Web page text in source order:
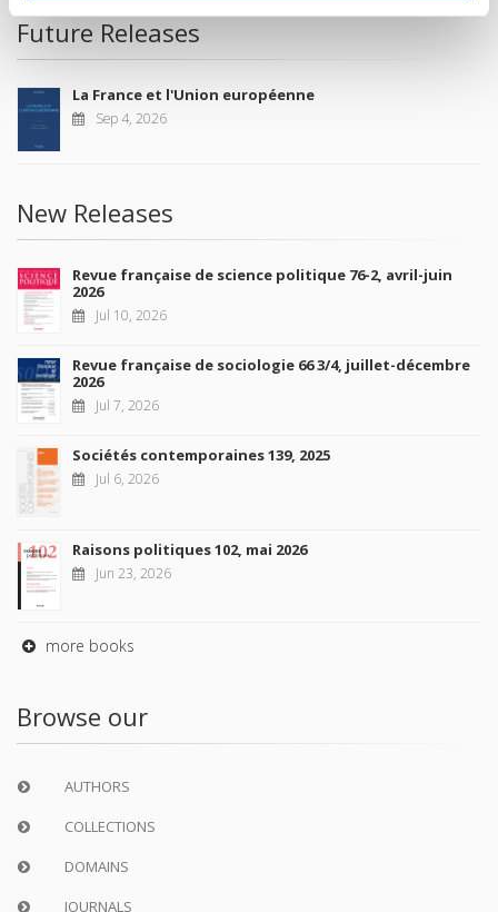
Future Releases
La France et l'Union européenne
Sep 4, 2026
New Releases
Revue française de science politique 76-2, avril-juin
2026
Jul 10, 2026
Revue française de sociologie 66 3/4, juillet-décembre
2026
Jul 7, 2026
Sociétés contemporaines 139, 2025
Jul 6, 2026
Raisons politiques 102, mai 2026
Jun 23, 2026
more books
Browse our
AUTHORS
COLLECTIONS
DOMAINS
JOURNALS